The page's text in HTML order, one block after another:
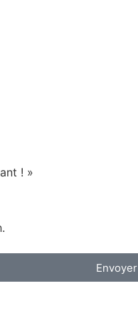
! »
Envoyer